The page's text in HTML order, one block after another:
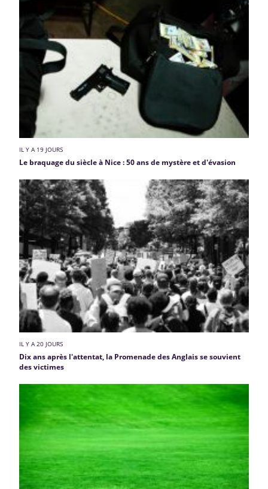
IL Y A 19 JOURS
Le braquage du siècle à Nice : 50 ans de mystère et d'évasion
IL Y A 20 JOURS
Dix ans après l'attentat, la Promenade des Anglais se souvient
des victimes